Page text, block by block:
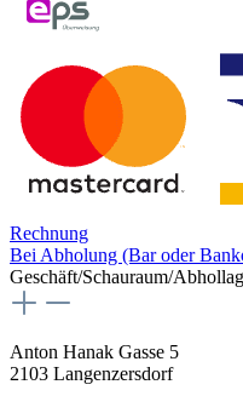
Rechnung
Bei Abholung (Bar oder
Geschäft/Schauraum/
Anton Hanak Gasse 5
2103 Langenzersdorf